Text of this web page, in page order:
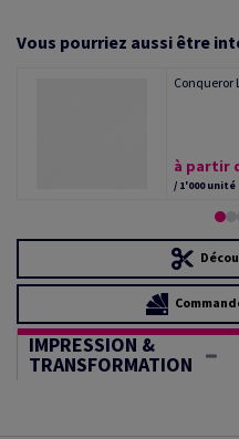
Vous pourriez aussi être
Conqueror
à partir
/ 1'000 unité
IMPRESSION &
TRANSFORMATION